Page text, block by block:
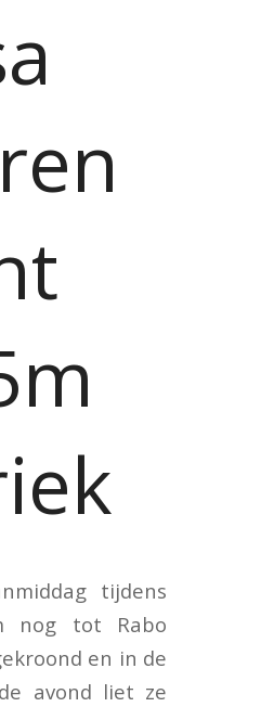
tijdens
nog tot Rabo
en in de
avond liet ze